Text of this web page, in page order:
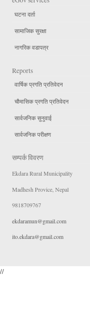
घटना दर्ता
सामाजिक सुरक्षा
नागरिक वडापत्र
Reports
वार्षिक प्रगति प्रतिवेदन
चौमासिक प्रगति प्रतिवेदन
सार्वजनिक सुनुवाई
सार्वजनिक परीक्षण
सम्पर्क विवरण
Ekdara Rural Municipality
Madhesh Provice, Nepal
9818709767
ekdaramun@gmail.com
ito.ekdara@gmail.com
//